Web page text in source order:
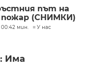
път на
пожар (СНИМКИ)
мин. У нас
Има